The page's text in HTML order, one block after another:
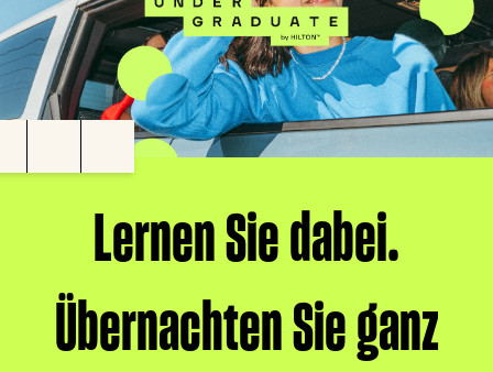
aufheben
Einstellungen
Vollbild
Lernen Sie dabei.
Übernachten Sie ganz